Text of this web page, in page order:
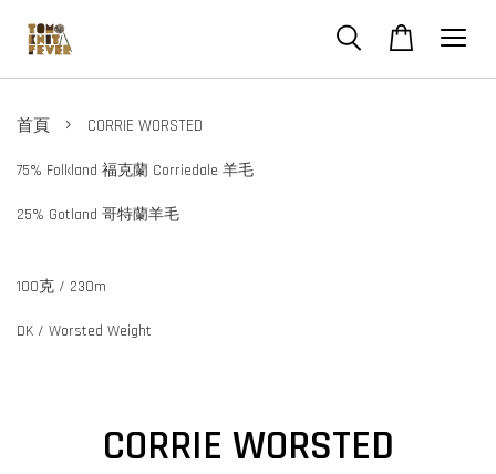
首頁 › CORRIE WORSTED
75% Folkland 福克蘭 Corriedale 羊毛
25% Gotland 哥特蘭羊毛
100克 / 230m
DK / Worsted Weight
CORRIE WORSTED